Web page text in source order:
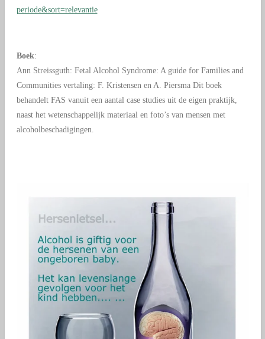
periode&sort=relevantie
Boek:
Ann Streissguth: Fetal Alcohol Syndrome: A guide for Families and
Communities vertaling: F. Kristensen en A. Piersma Dit boek
behandelt FAS vanuit een aantal case studies uit de eigen praktijk,
naast het wetenschappelijk materiaal en foto’s van mensen met
alcoholbeschadigingen.